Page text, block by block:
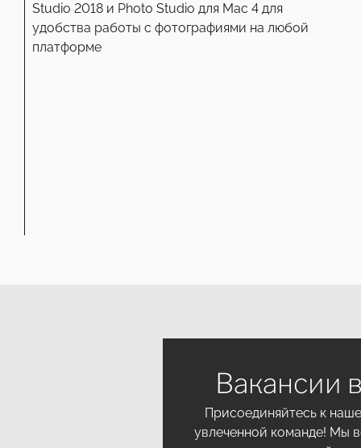
Studio 2018 и Photo Studio для Mac 4 для
удобства работы с фотографиями на любой
платформе
Вакансии
Присоединяйтесь к
увлеченной команде! Мы